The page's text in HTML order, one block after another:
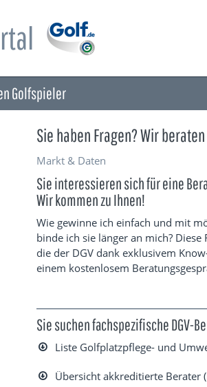
Golfspieler
Sie haben Fragen? Wir
Markt & Daten
Sie interessieren sich für eine
Wir kommen zu Ihnen!
Wie gewinne ich einfach und mit
binde ich sie länger an mich?
die der DGV dank exklusivem
einem kostenlosem
Sie suchen fachspezifische DGV-
Liste Golfplatzpflege- und
Übersicht akkreditierte Berater